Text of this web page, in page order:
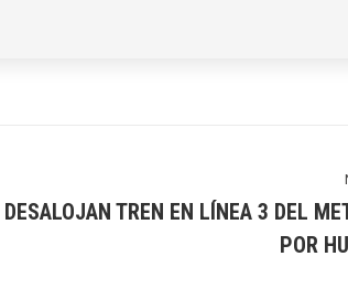
DESALOJAN TREN EN LÍNEA 3 DEL
POR